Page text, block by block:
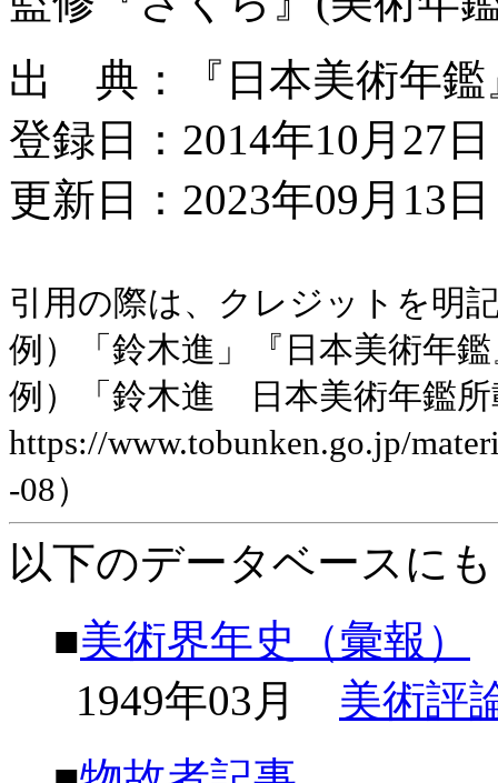
出 典：『日本美術年鑑
登録日：2014年10月27日
更新日：2023年09月13
引用の際は、クレジットを明
例）「鈴木進」『日本美術年
例）「鈴木進 日本美術年鑑所
https://www.tobunken.go.jp/
-08）
以下のデータベースに
■美術界年史（彙報）
1949年03月 美術評